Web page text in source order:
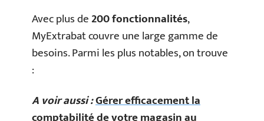
Avec plus de200 fonctionnalités,
MyExtrabat couvre une large gamme de
besoins. Parmi les plus notables, on trouve
:
A voir aussi :Gérer efficacement la